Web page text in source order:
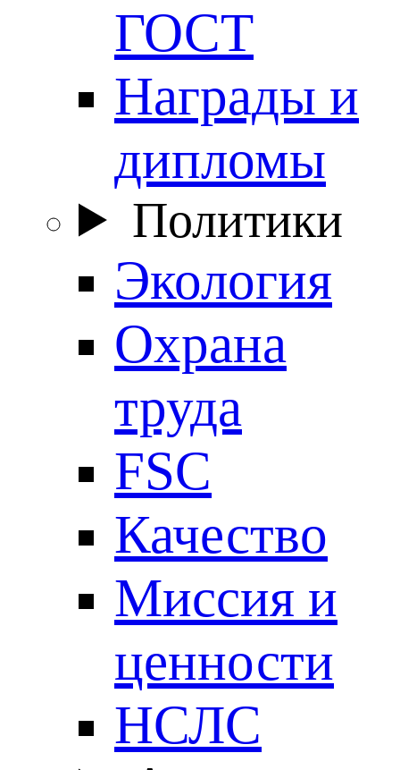
ГОСТ
Награды и
дипломы
Политики
Экология
Охрана
труда
FSC
Качество
Миссия и
ценности
НСЛС